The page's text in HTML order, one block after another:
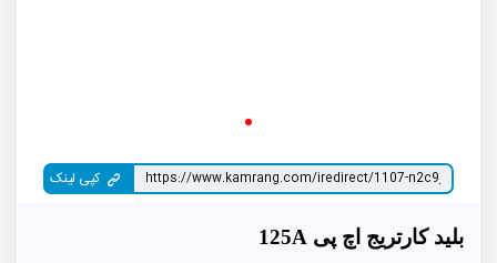
کپی لینک
بلید کارتریج اچ پی 125A